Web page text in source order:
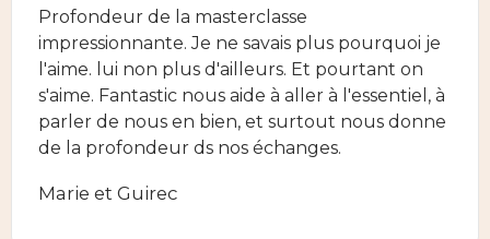
Profondeur de la masterclasse
impressionnante. Je ne savais plus pourquoi je
l'aime. lui non plus d'ailleurs. Et pourtant on
s'aime. Fantastic nous aide à aller à l'essentiel, à
parler de nous en bien, et surtout nous donne
de la profondeur ds nos échanges.
Marie et Guirec